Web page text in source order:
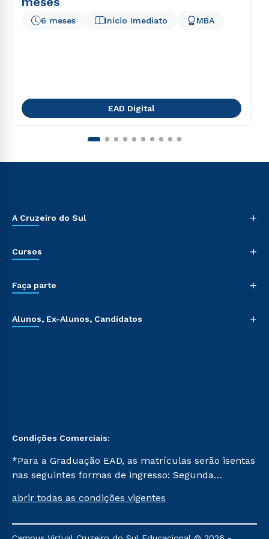
Início Imediato
6 meses MBA
EAD Digital
A Cruzeiro do Sul +
Cursos +
Faça parte +
Alunos, Ex-Alunos, Candidatos +
Condições Comerciais:
*Para a Graduação EAD, as matrículas serão isentas
nas seguintes formas de ingresso: Segunda
Já para as demais, a taxa de matrícula será de R$
mencionadas são referentes aos cursos: Ensino
abrir todas as condições vigentes